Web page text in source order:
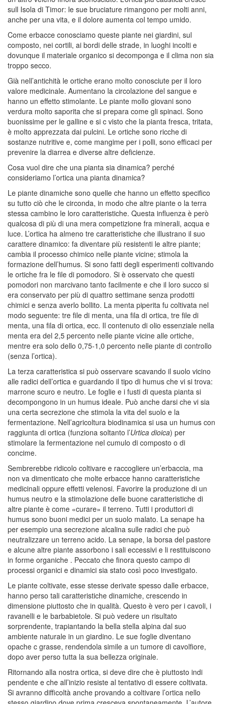
sull Isola di Timor: le sue bruciature rimangono per molti anni,
anche per una vita, e il dolore aumenta col tempo umido.
Come erbacce conosciamo queste piante nei giardini, sul
composto, nei cortili, ai bordi delle strade, in luoghi incolti e
dovunque il materiale organico si decomponga e il clima non sia
troppo secco.
Già nell’antichità le ortiche erano molto conosciute per il loro
valore medicinale. Aumentano la circolazione del sangue e
hanno un effetto stimolante. Le piante mollo giovani sono
verdura molto saporita che si prepara come gli spinaci. Sono
buonissime per le galline e si c visto che la pianta fresca, tritata,
è molto apprezzata dai pulcini. Le ortiche sono ricche di
sostanze nutritive e, come mangime per i polli, sono efficaci per
prevenire la diarrea e diverse altre deficienze.
Cosa vuol dire che una pianta sia dinamica? perché
consideriamo l’ortica una pianta dinamica?
Le piante dinamiche sono quelle che hanno un effetto specifico
su tutto ciò che le circonda, in modo che altre piante o la terra
stessa cambino le loro caratteristiche. Questa influenza è però
qualcosa di più di una mera competizione fra minerali, acqua e
luce. L’ortica ha almeno tre caratteristiche che illustrano il suo
carattere dinamico: fa diventare più resistenti le altre piante;
cambia il processo chimico nelle piante vicine; stimola la
formazione dell’humus. Si sono fatti degli esperimenti coltivando
le ortiche fra le file di pomodoro. Si è osservato che questi
pomodori non marcivano tanto facilmente e che il loro succo si
era conservato per più di quattro settimane senza prodotti
chimici e senza averlo bollito. La menta piperita fu coltivata nel
modo seguente: tre file di menta, una fila di ortica, tre file di
menta, una fila di ortica, ecc. Il contenuto di olio essenziale nella
menta era del 2,5 percento nelle piante vicine alle ortiche,
mentre era solo dello 0,75-1,0 percento nelle piante di controllo
(senza l’ortica).
La terza caratteristica si può osservare scavando il suolo vicino
alle radici dell’ortica e guardando il tipo di humus che vi si trova:
marrone scuro e neutro. Le foglie e i fusti di questa pianta si
decompongono in un humus ideale. Può anche darsi che vi sia
una certa secrezione che stimola la vita del suolo e la
fermentazione. Nell’agricoltura biodinamica si usa un humus con
raggiunta di ortica (funziona soltanto l’Urtica dioica) per
stimolare la fermentazione nel cumulo di composto o di
concime.
Sembrerebbe ridicolo coltivare e raccogliere un’erbaccia, ma
non va dimenticato che molte erbacce hanno caratteristiche
medicinali oppure effetti velenosi. Favorire la produzione di un
humus neutro e la stimolazione delle buone caratteristiche di
altre piante è come «curare» il terreno. Tutti i produttori di
humus sono buoni medici per un suolo malato. La senape ha
per esempio una secrezione alcalina sulle radici che può
neutralizzare un terreno acido. La senape, la borsa del pastore
e alcune altre piante assorbono i sali eccessivi e li restituiscono
in forme organiche . Peccato che finora questo campo di
processi organici e dinamici sia stato così poco investigato.
Le piante coltivate, esse stesse derivate spesso dalle erbacce,
hanno perso tali caratteristiche dinamiche, crescendo in
dimensione piuttosto che in qualità. Questo è vero per i cavoli, i
ravanelli e le barbabietole. Si può vedere un risultato
sorprendente, trapiantando la bella stella alpina dal suo
ambiente naturale in un giardino. Le sue foglie diventano
opache c grasse, rendendola simile a un tumore di cavolfiore,
dopo aver perso tutta la sua bellezza originale.
Ritornando alla nostra ortica, si deve dire che è piuttosto indi
pendente e che all’inizio resiste al tentativo di essere coltivata.
Si avranno difficoltà anche provando a coltivare l’ortica nello